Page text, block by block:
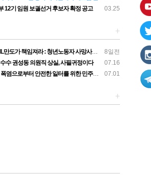
03.25
12기 임원 보궐선거 후보자 확정 공고
+
8일전
년노동자 사망사고의 철저한 진상규명과 재발방지 대책 마련하라
07.16
수 권성동 의원직 상실, 사필귀정이다
07.01
일터를 위한 민주노총 강원지역본부 폭염감시단 선포 기자회견
+